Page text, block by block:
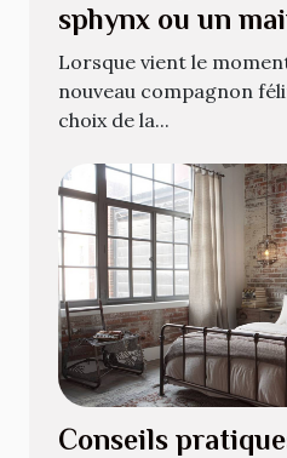
sphynx ou un
Lorsque vient le
nouveau compagnon
choix de la...
Conseils